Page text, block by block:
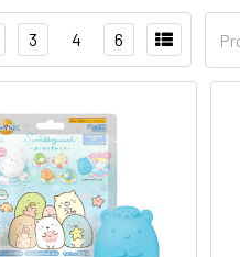
3 4 6